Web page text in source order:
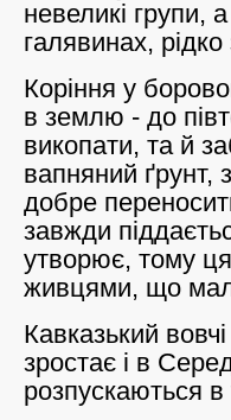
невеликі групи,
галявинах, рідко
Коріння у
в землю - до
викопати, та й
вапняний ґрунт,
добре
завжди
утворює, тому
живцями, що
Кавказький
зростає і в
розпускаються в